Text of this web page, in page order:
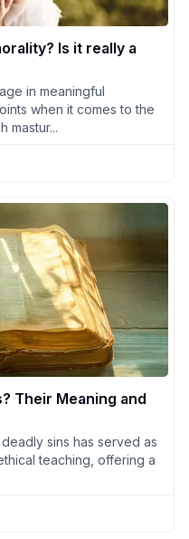
Is it really a
in meaningful
when it comes to the
mastur...
Their Meaning and
sins has served as
teaching, offering a